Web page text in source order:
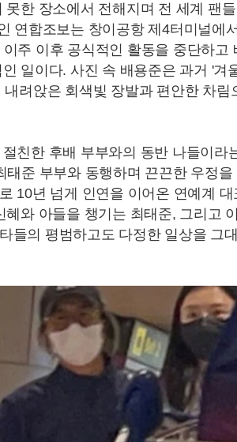
한 장소에서 전해지며 전 세계 팬들
연합조보는 창이공항 제4터미널에서
주 이후 공식적인 활동을 중단하고
일이다. 사진 속 배용준은 과거 '겨
려앉은 회색빛 장발과 편안한 차림
친한 후배 부부와의 동반 나들이라
태준 부부와 동행하며 끈끈한 우정을
10년 넘게 인연을 이어온 연예계 대
와 아들을 챙기는 최태준, 그리고 이
들의 평범하고도 다정한 일상을 그대